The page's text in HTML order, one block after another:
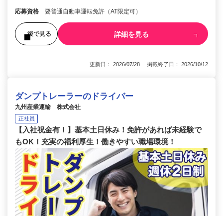
応募資格 要普通自動車運転免許（AT限定可）
後で見る 詳細を見る
更新日： 2026/07/28 掲載終了日： 2026/10/12
ダンプトレーラーのドライバー
九州産業運輸 株式会社
正社員
【入社祝金有！】基本土日休み！免許があれば未経験で
もOK！充実の福利厚生！働きやすい職場環境！